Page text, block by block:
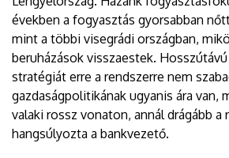
években a fogyasztás gyorsabban
mint a többi visegrádi országban,
beruházások visszaestek.
stratégiát erre a rendszerre nem
gazdaságpolitikának ugyanis ára van,
valaki rossz vonaton, annál drágább a
hangsúlyozta a bankvezető.